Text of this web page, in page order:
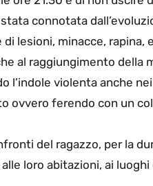
connotata
lesioni, minacce,
al raggiungimento della
violenta anche
ovvero ferendo con un
del ragazzo, per la
loro abitazioni, ai